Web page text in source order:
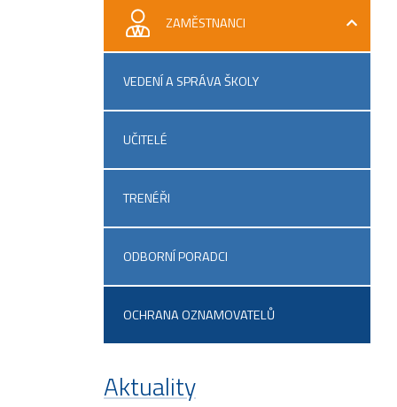
ZAMĚSTNANCI
VEDENÍ A SPRÁVA ŠKOLY
UČITELÉ
TRENÉŘI
ODBORNÍ PORADCI
OCHRANA OZNAMOVATELŮ
Aktuality